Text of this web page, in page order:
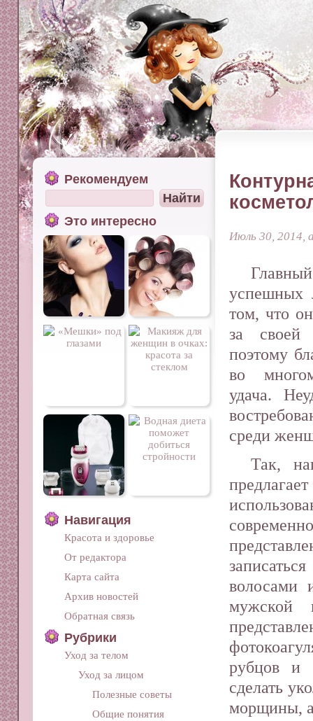
Июль 30, 2014,
успешных
том, что
за своей
поэтому
во
удача.
среди
Так,
волосами
мужской
рубцов и
сделать
морщины,
Рекомендуем
Это интересно
Навигация
Красота и здоровье
От редактора
Карта сайта
Архив новостей
Обратная связь
Рубрики
Уход за телом
Уход за лицом
Полезные советы
Общие понятия